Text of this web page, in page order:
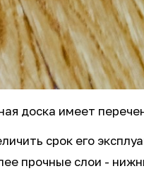
доска имеет
срок его
прочные слои -